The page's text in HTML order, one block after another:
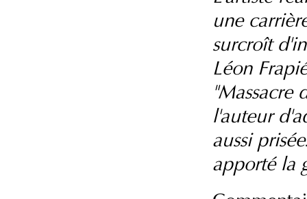
une
surcroît
Léon
"Massacre
l'auteur
aussi
apporté la